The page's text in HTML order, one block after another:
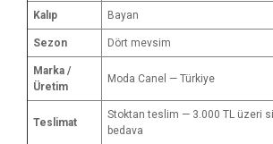
Kalıp Bayan
Sezon Dört mevsim
Marka /
Üretim
Moda Canel — Türkiye
Teslimat
Stoktan teslim — 3.000 TL üzeri
bedava